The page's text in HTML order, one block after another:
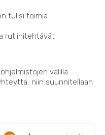
tulisi toimia
rutiinitehtävät
välillä
niin suunnitellaan